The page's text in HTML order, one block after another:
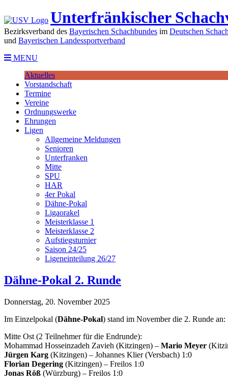
Unterfränkischer
Bezirksverband des Bayerischen Schachbundes im Deutschen
und Bayerischen Landessportverband
MENU
Aktuelles
Vorstandschaft
Termine
Vereine
Ordnungswerke
Ehrungen
Ligen
Allgemeine Meldungen
Senioren
Unterfranken
Mitte
SPU
HAR
4er Pokal
Dähne-Pokal
Ligaorakel
Meisterklasse 1
Meisterklasse 2
Aufstiegsturnier
Saison 24/25
Ligeneinteilung 26/27
Dähne-Pokal 2. Runde
Donnerstag, 20. November 2025
Im Einzelpokal (Dähne-Pokal) stand im November die 2. Runde an:
Mitte Ost (2 Teilnehmer für die Endrunde):
Mohammad Hosseinzadeh Zavieh (Kitzingen) – Mario Meyer
Jürgen Karg (Kitzingen) – Johannes Klier (Versbach) 1:0
Florian Degering (Kitzingen) – Freilos 1:0
Jonas Röß (Würzburg) – Freilos 1:0